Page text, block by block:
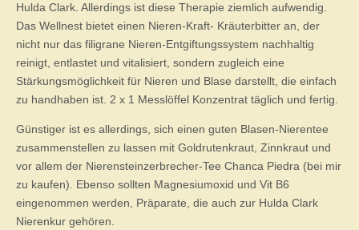
Hulda Clark. Allerdings ist diese Therapie ziemlich aufwendig.
Das Wellnest bietet einen Nieren-Kraft- Kräuterbitter an, der
nicht nur das filigrane Nieren-Entgiftungssystem nachhaltig
reinigt, entlastet und vitalisiert, sondern zugleich eine
Stärkungsmöglichkeit für Nieren und Blase darstellt, die einfach
zu handhaben ist. 2 x 1 Messlöffel Konzentrat täglich und fertig.
Günstiger ist es allerdings, sich einen guten Blasen-Nierentee
zusammenstellen zu lassen mit Goldrutenkraut, Zinnkraut und
vor allem der Nierensteinzerbrecher-Tee Chanca Piedra (bei mir
zu kaufen). Ebenso sollten Magnesiumoxid und Vit B6
eingenommen werden, Präparate, die auch zur Hulda Clark
Nierenkur gehören.